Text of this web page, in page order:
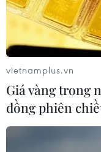
vietnamplus.vn
Giá vàng trong
đồng phiên